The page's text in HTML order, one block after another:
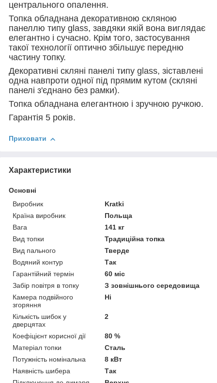
центрального опалення.
Топка обладнана декоративною скляною
панеллю типу glass, завдяки якій вона виглядає
елегантно і сучасно. Крім того, застосування
такої технології оптично збільшує передню
частину топку.
Декоративні скляні панелі типу glass, зіставлені
одна навпроти одної під прямим кутом (скляні
панелі з'єднано без рамки).
Топка обладнана елегантною і зручною ручкою.
Гарантія 5 років.
Приховати
Характеристики
Основні
Виробник
Kratki
Країна виробник
Польща
Вага
141 кг
Вид топки
Традиційна топка
Вид пального
Тверде
Водяний контур
Так
Гарантійний термін
60 міс
Забір повітря в топку
З зовнішнього середовища
Камера подвійного
згоряння
Ні
Кількість шибок у
дверцятах
2
Коефіцієнт корисної дії
80 %
Матеріал топки
Сталь
Потужність номінальна
8 кВт
Наявність шибера
Так